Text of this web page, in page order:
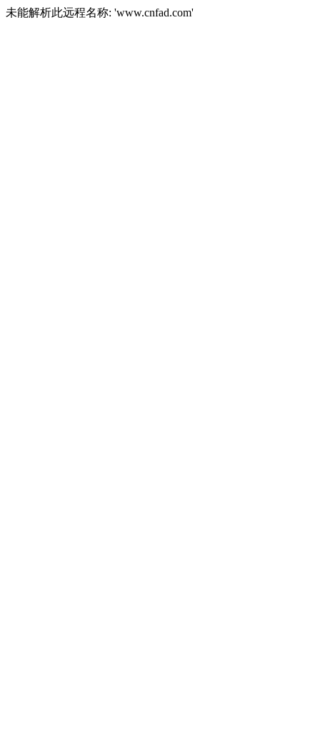
未能解析此远程名称: 'www.cnfad.com'